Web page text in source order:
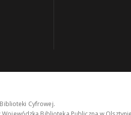
Cyfrowej.